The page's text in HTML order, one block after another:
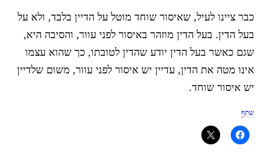
כבר ציינו לעיל, שאיסור שוחד מוטל על הדיין בלבד, ולא על
בעל הדין. בעל הדין מוזהר באיסור לפני עוור, והסיבה היא,
שגם כאשר בעל הדין יודע שהדין לטובתו, כך שהוא עצמו
אינו מטה את הדין, עדיין יש איסור לפני עוור, משום שלדיין
יש איסור שוחד.
שתף